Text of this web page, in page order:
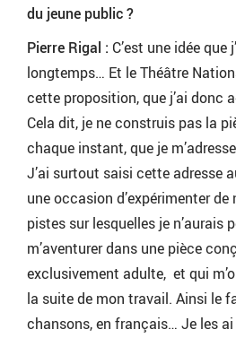
du jeune public ?
Pierre Rigal : C’est une idée que
longtemps… Et le Théâtre
cette proposition, que j’ai donc
Cela dit, je ne construis pas la
chaque instant, que je
J’ai surtout saisi cette adresse
une occasion d’expérimenter
pistes sur lesquelles je n’aurais
m’aventurer dans une pièce
exclusivement adulte, et qui
la suite de mon travail. Ainsi le
chansons, en français… Je les